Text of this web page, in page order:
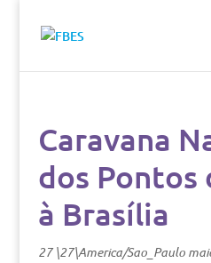
Caravana
dos Pontos
à Brasília
27 \27\America/Sao_Paulo